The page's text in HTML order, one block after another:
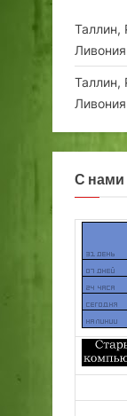
Таллин,
Ливония
Таллин,
Ливония
С нами